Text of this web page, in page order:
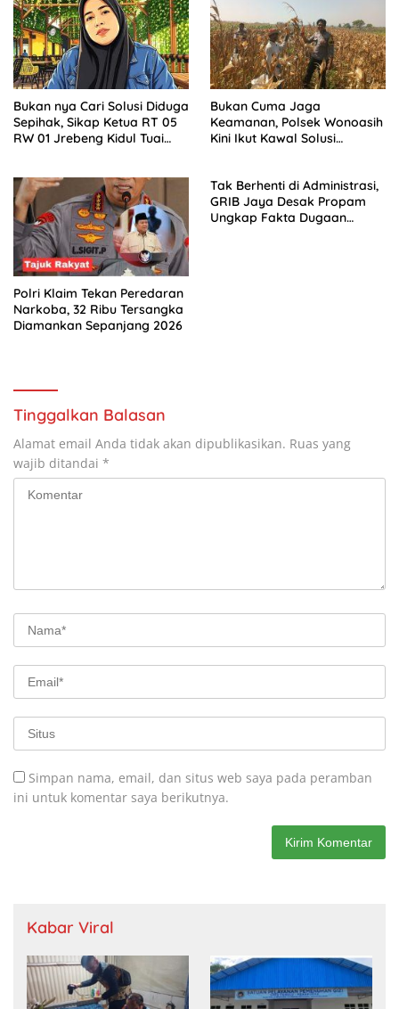
Bukan nya Cari Solusi Diduga
Sepihak, Sikap Ketua RT 05
RW 01 Jrebeng Kidul Tuai
Bukan Cuma Jaga
Keamanan, Polsek Wonoasih
Kini Ikut Kawal Solusi
Polri Klaim Tekan Peredaran
Narkoba, 32 Ribu Tersangka
Diamankan Sepanjang 2026
Tak Berhenti di Administrasi,
GRIB Jaya Desak Propam
Ungkap Fakta Dugaan
Tinggalkan Balasan
Alamat email Anda tidak akan dipublikasikan. Ruas yang
wajib ditandai *
Simpan nama, email, dan situs web saya pada peramban
ini untuk komentar saya berikutnya.
Kabar Viral